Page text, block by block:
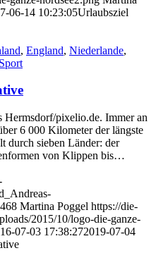
06-14 10:23:05Urlaubsziel
, England, Niederlande,
Sport
Hermsdorf/pixelio.de. Immer an
6 000 Kilometer der längste
durch sieben Länder: der
von Klippen bis…
468 Martina Poggel https://die-
2015/10/logo-die-ganze-
07-03 17:38:272019-07-04